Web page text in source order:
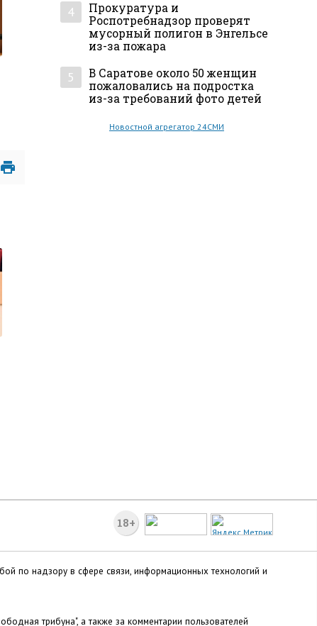
4
Прокуратура и
Роспотребнадзор проверят
мусорный полигон в Энгельсе
из-за пожара
5
В Саратове около 50 женщин
пожаловались на подростка
из-за требований фото детей
Новостной агрегатор 24СМИ
18+
по надзору в сфере связи, информационных технологий и
трибуна", а также за комментарии пользователей